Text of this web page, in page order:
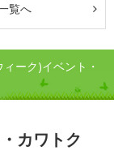
覧へ
ーク)イベント・
カワトク